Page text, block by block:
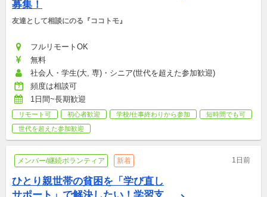
募集！
友達として相談にのる『ココトモ』
フルリモートOK
無料
社会人・学生(大, 専)・シニア(世代を超えた参加歓迎)
頻度は相談可
1日間~長期歓迎
リモート可 初心者歓迎 学校/仕事終わりから参加
短時間でも可
世代を超えた参加歓迎
メンバー/継続ボランティア 新着 1日前
ひとり親世帯の貧困を「学び直し